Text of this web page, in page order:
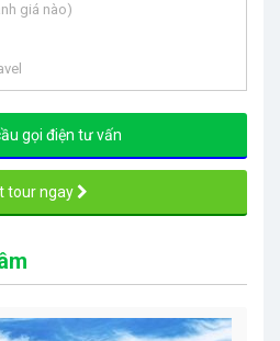
giá nào)
gọi điện tư vấn
tour ngay